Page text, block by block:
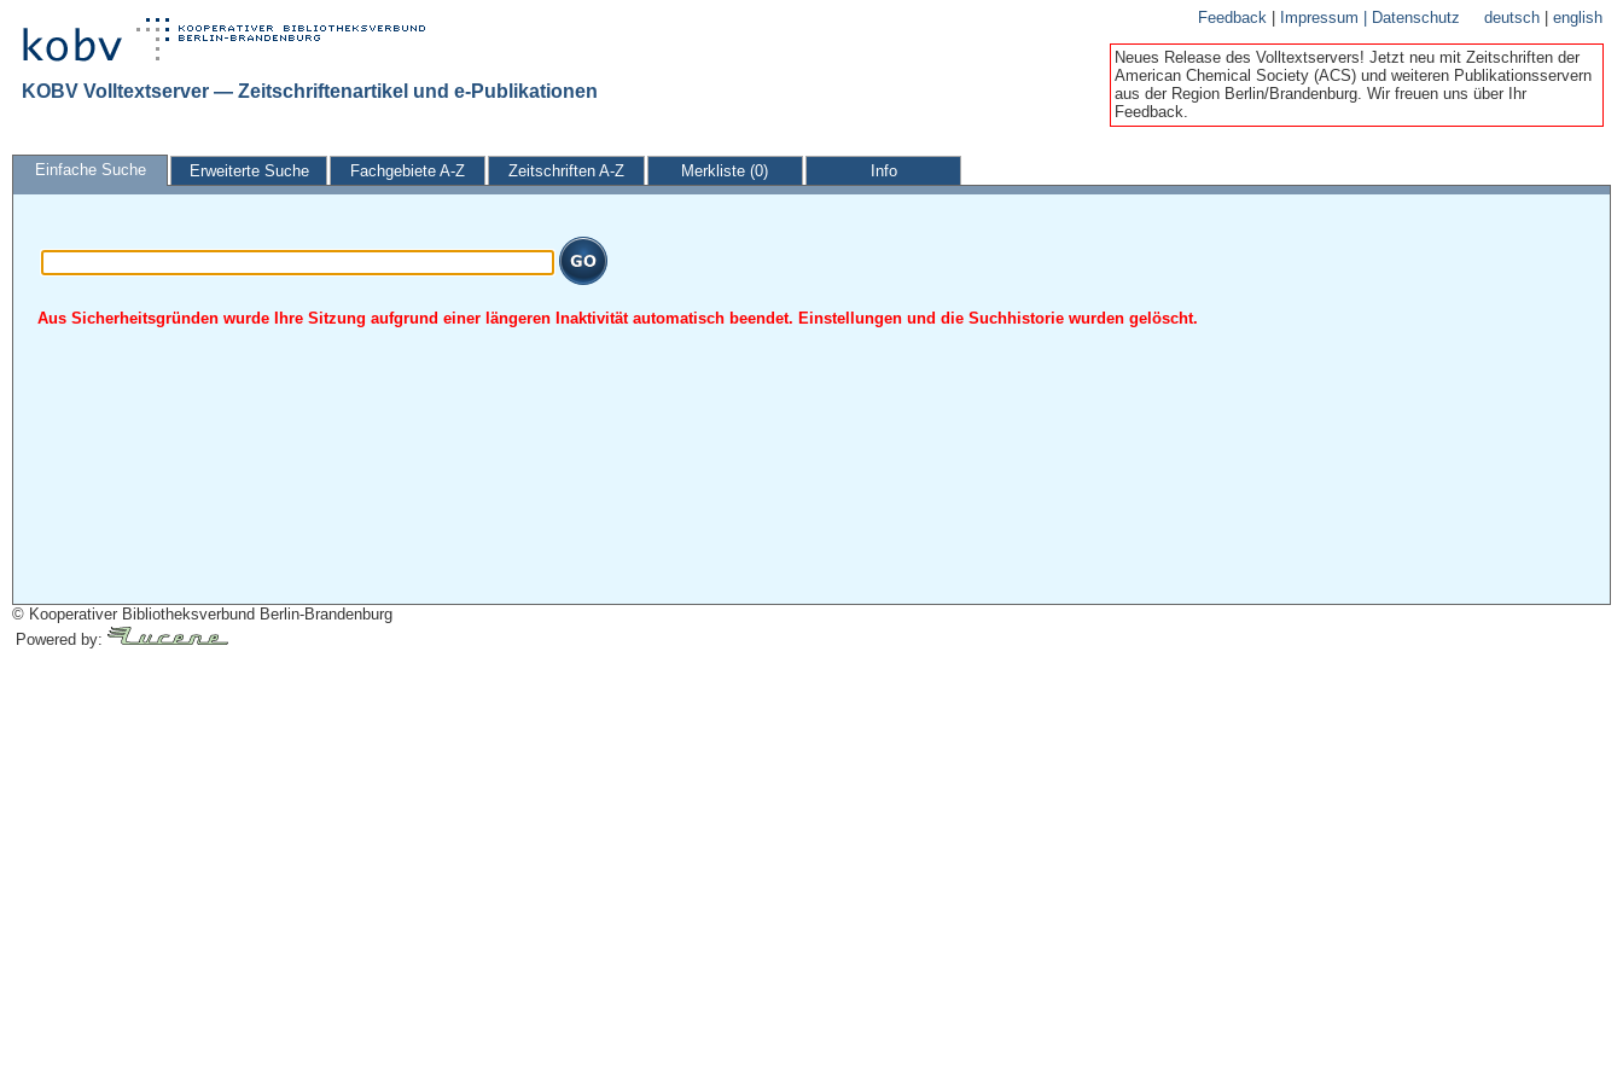
Feedback Impressum | Datenschutz deutsch |english
KOBV Volltextserver — Zeitschriftenartikel und e-Publikationen
Neues Release des Volltextservers! Jetzt neu mit Zeitschriften der
American Chemical Society (ACS) und weiteren Publikationsservern
aus der Region Berlin/Brandenburg. Wir freuen uns über Ihr
Feedback.
Einfache Suche Erweiterte Suche Fachgebiete A-Z Zeitschriften A-Z Merkliste (0) Info
Aus Sicherheitsgründen wurde Ihre Sitzung aufgrund einer längeren Inaktivität automatisch beendet. Einstellungen und die Suchhistorie wurden gelöscht.
© Kooperativer Bibliotheksverbund Berlin-Brandenburg
Powered by: